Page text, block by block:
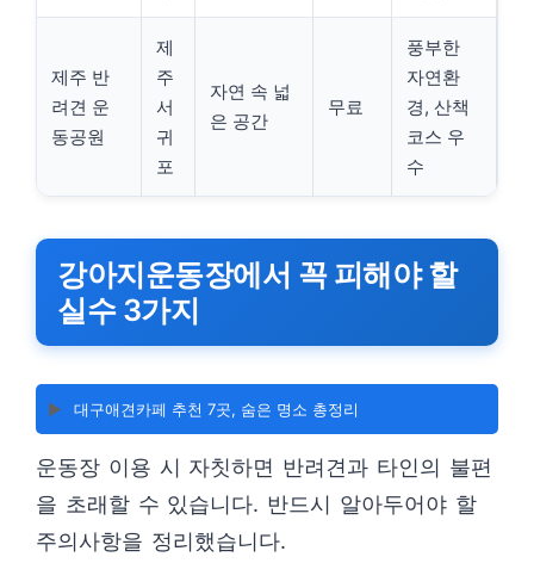
제주 반
려견 운
동공원
제
주
서
귀
포
자연 속 넓
은 공간
무료
풍부한
자연환
경, 산책
코스 우
수
강아지운동장에서 꼭 피해야 할
실수 3가지
▶️ 대구애견카페 추천 7곳, 숨은 명소 총정리
운동장 이용 시 자칫하면 반려견과 타인의 불편
을 초래할 수 있습니다. 반드시 알아두어야 할
주의사항을 정리했습니다.